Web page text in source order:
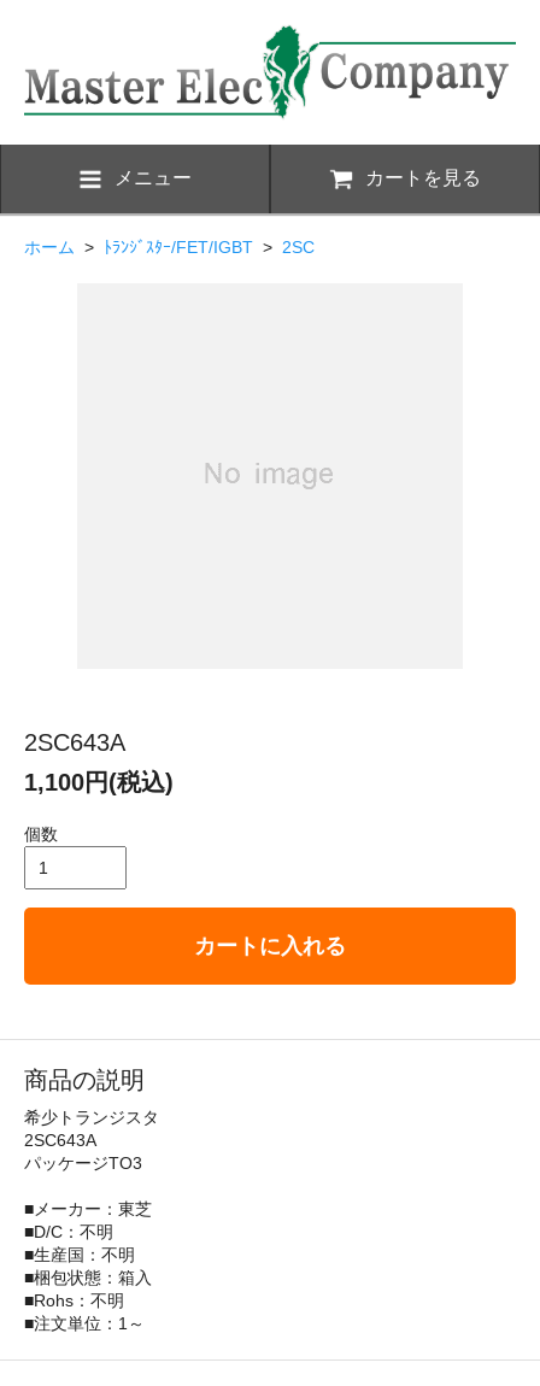
メニュー カートを見る
ホーム > ﾄﾗﾝｼﾞｽﾀｰ/FET/IGBT > 2SC
2SC643A
1,100円(税込)
個数
カートに入れる
商品の説明
希少トランジスタ
2SC643A
パッケージTO3
■メーカー：東芝
■D/C：不明
■生産国：不明
■梱包状態：箱入
■Rohs：不明
■注文単位：1～